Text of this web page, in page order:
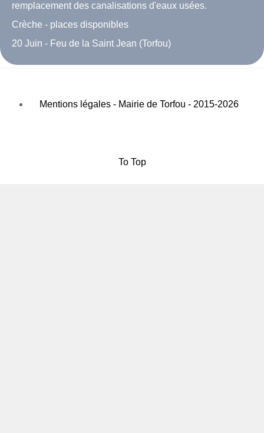
remplacement des canalisations d'eaux usées.
Crèche - places disponibles
20 Juin - Feu de la Saint Jean (Torfou)
Mentions légales - Mairie de Torfou - 2015-2026
To Top